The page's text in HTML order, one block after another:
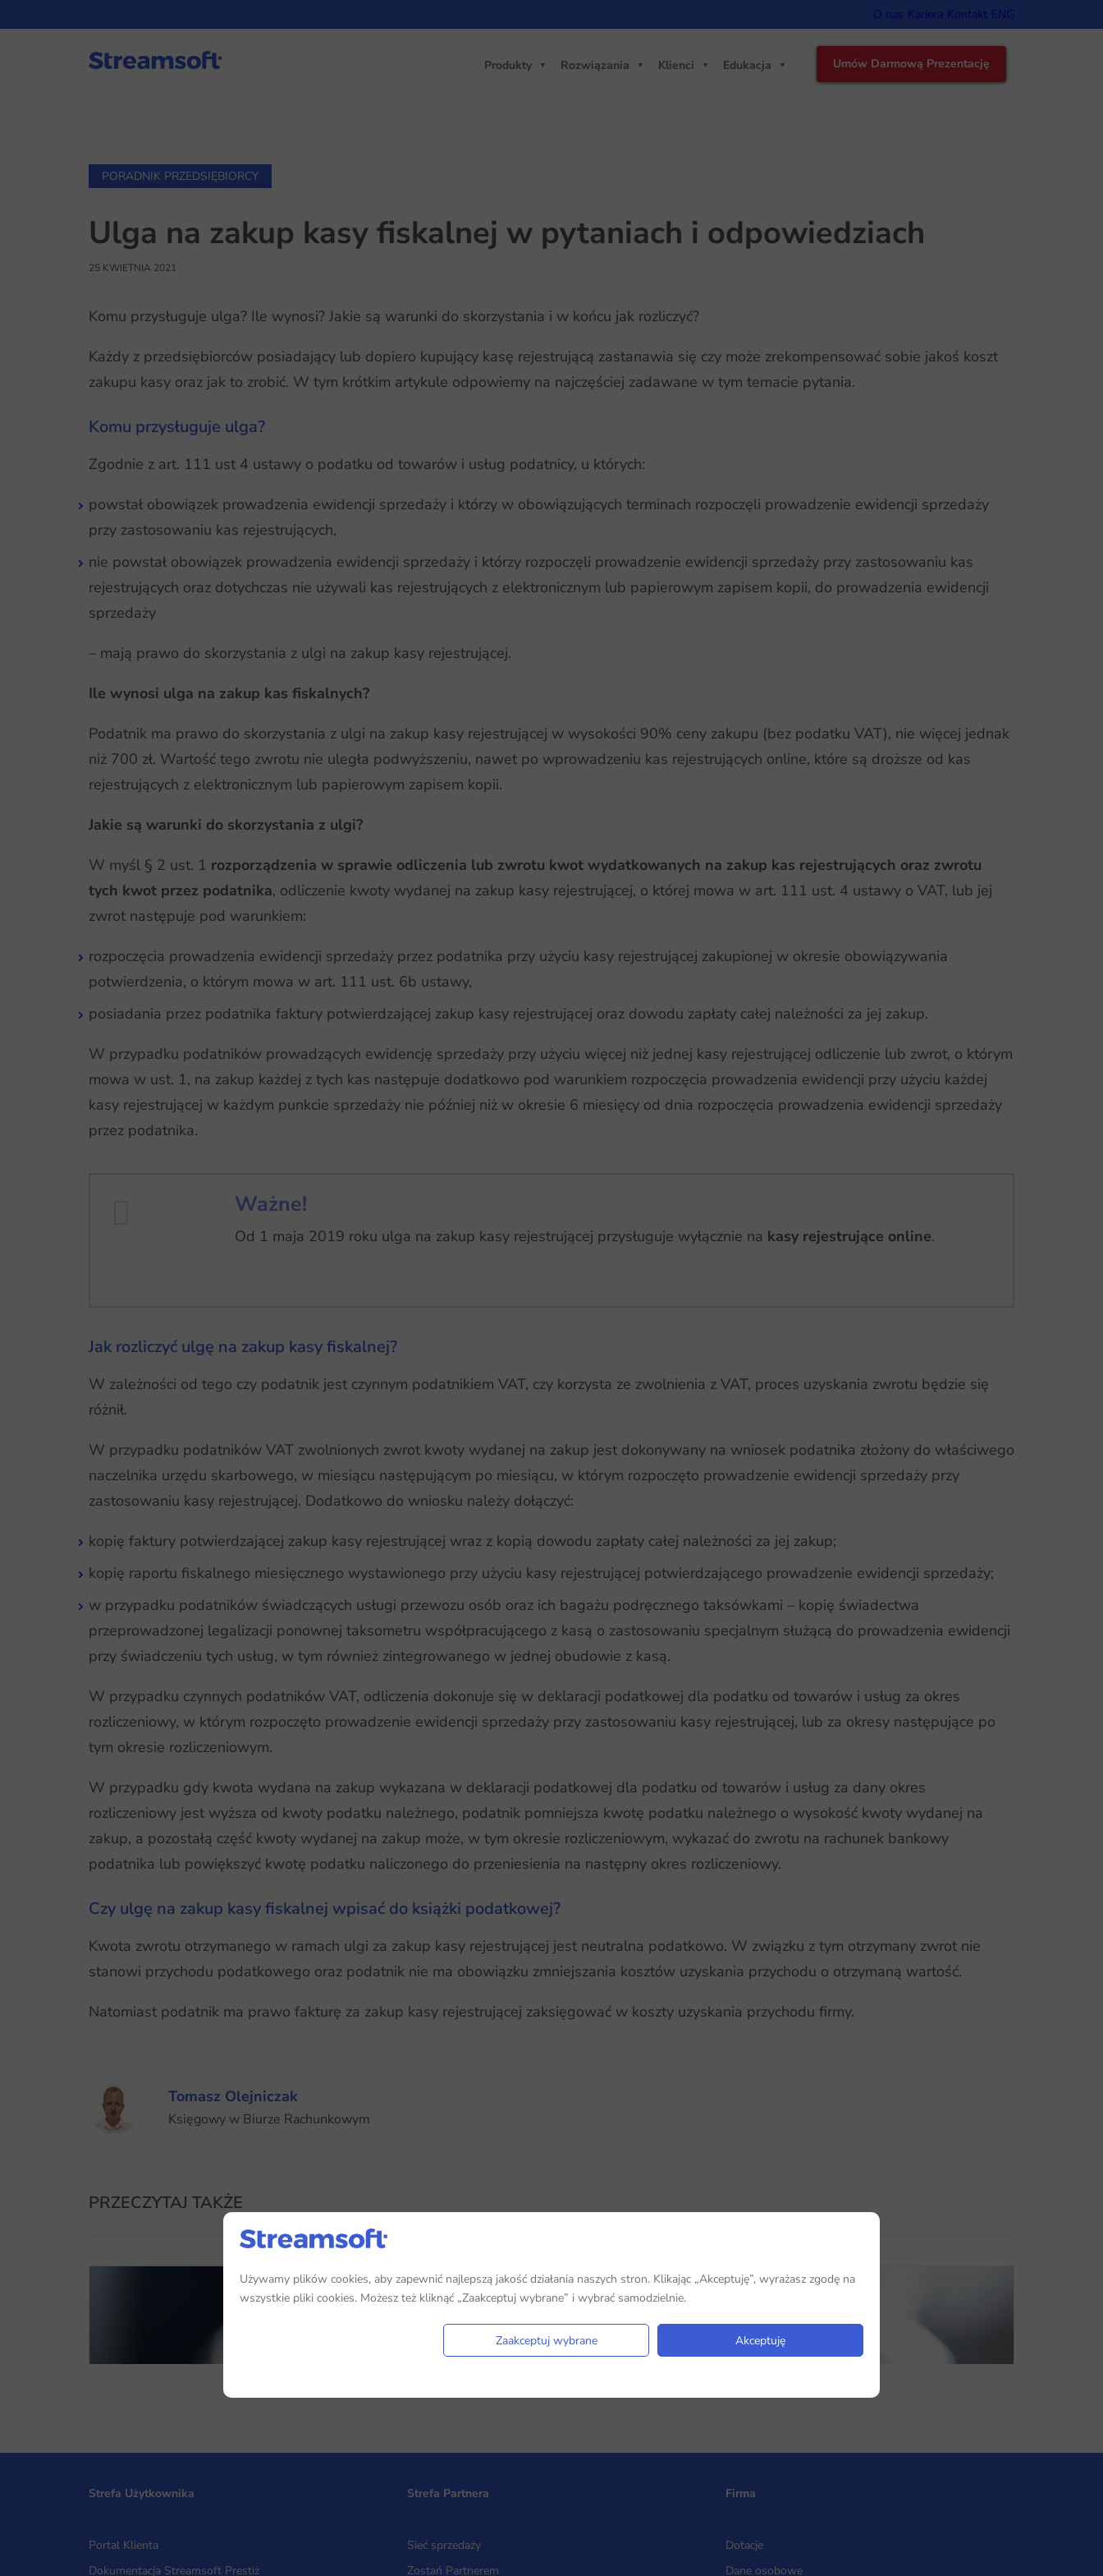
O nas Kariera Kontakt ENG
Produkty Rozwiązania Klienci Edukacja Umów Darmową Prezentację
PORADNIK PRZEDSIĘBIORCY
Ulga na zakup kasy fiskalnej w pytaniach i odpowiedziach
25 KWIETNIA 2021
Komu przysługuje ulga? Ile wynosi? Jakie są warunki do skorzystania i w końcu jak rozliczyć?
Każdy z przedsiębiorców posiadający lub dopiero kupujący kasę rejestrującą zastanawia się czy może zrekompensować sobie jakoś koszt
zakupu kasy oraz jak to zrobić. W tym krótkim artykule odpowiemy na najczęściej zadawane w tym temacie pytania.
Komu przysługuje ulga?
Zgodnie z art. 111 ust 4 ustawy o podatku od towarów i usług podatnicy, u których:
powstał obowiązek prowadzenia ewidencji sprzedaży i którzy w obowiązujących terminach rozpoczęli prowadzenie ewidencji sprzedaży
przy zastosowaniu kas rejestrujących,
nie powstał obowiązek prowadzenia ewidencji sprzedaży i którzy rozpoczęli prowadzenie ewidencji sprzedaży przy zastosowaniu kas
rejestrujących oraz dotychczas nie używali kas rejestrujących z elektronicznym lub papierowym zapisem kopii, do prowadzenia ewidencji
sprzedaży
– mają prawo do skorzystania z ulgi na zakup kasy rejestrującej.
Ile wynosi ulga na zakup kas fiskalnych?
Podatnik ma prawo do skorzystania z ulgi na zakup kasy rejestrującej w wysokości 90% ceny zakupu (bez podatku VAT), nie więcej jednak
niż 700 zł. Wartość tego zwrotu nie uległa podwyższeniu, nawet po wprowadzeniu kas rejestrujących online, które są droższe od kas
rejestrujących z elektronicznym lub papierowym zapisem kopii.
Jakie są warunki do skorzystania z ulgi?
W myśl § 2 ust. 1 rozporządzenia w sprawie odliczenia lub zwrotu kwot wydatkowanych na zakup kas rejestrujących oraz zwrotu
tych kwot przez podatnika, odliczenie kwoty wydanej na zakup kasy rejestrującej, o której mowa w art. 111 ust. 4 ustawy o VAT, lub jej
zwrot następuje pod warunkiem:
rozpoczęcia prowadzenia ewidencji sprzedaży przez podatnika przy użyciu kasy rejestrującej zakupionej w okresie obowiązywania
potwierdzenia, o którym mowa w art. 111 ust. 6b ustawy,
posiadania przez podatnika faktury potwierdzającej zakup kasy rejestrującej oraz dowodu zapłaty całej należności za jej zakup.
W przypadku podatników prowadzących ewidencję sprzedaży przy użyciu więcej niż jednej kasy rejestrującej odliczenie lub zwrot, o którym
mowa w ust. 1, na zakup każdej z tych kas następuje dodatkowo pod warunkiem rozpoczęcia prowadzenia ewidencji przy użyciu każdej
kasy rejestrującej w każdym punkcie sprzedaży nie później niż w okresie 6 miesięcy od dnia rozpoczęcia prowadzenia ewidencji sprzedaży
przez podatnika.
Ważne!
Od 1 maja 2019 roku ulga na zakup kasy rejestrującej przysługuje wyłącznie na kasy rejestrujące online.
Jak rozliczyć ulgę na zakup kasy fiskalnej?
W zależności od tego czy podatnik jest czynnym podatnikiem VAT, czy korzysta ze zwolnienia z VAT, proces uzyskania zwrotu będzie się
różnił.
W przypadku podatników VAT zwolnionych zwrot kwoty wydanej na zakup jest dokonywany na wniosek podatnika złożony do właściwego
naczelnika urzędu skarbowego, w miesiącu następującym po miesiącu, w którym rozpoczęto prowadzenie ewidencji sprzedaży przy
zastosowaniu kasy rejestrującej. Dodatkowo do wniosku należy dołączyć:
kopię faktury potwierdzającej zakup kasy rejestrującej wraz z kopią dowodu zapłaty całej należności za jej zakup;
kopię raportu fiskalnego miesięcznego wystawionego przy użyciu kasy rejestrującej potwierdzającego prowadzenie ewidencji sprzedaży;
w przypadku podatników świadczących usługi przewozu osób oraz ich bagażu podręcznego taksówkami – kopię świadectwa
przeprowadzonej legalizacji ponownej taksometru współpracującego z kasą o zastosowaniu specjalnym służącą do prowadzenia ewidencji
przy świadczeniu tych usług, w tym również zintegrowanego w jednej obudowie z kasą.
W przypadku czynnych podatników VAT, odliczenia dokonuje się w deklaracji podatkowej dla podatku od towarów i usług za okres
rozliczeniowy, w którym rozpoczęto prowadzenie ewidencji sprzedaży przy zastosowaniu kasy rejestrującej, lub za okresy następujące po
tym okresie rozliczeniowym.
W przypadku gdy kwota wydana na zakup wykazana w deklaracji podatkowej dla podatku od towarów i usług za dany okres
rozliczeniowy jest wyższa od kwoty podatku należnego, podatnik pomniejsza kwotę podatku należnego o wysokość kwoty wydanej na
zakup, a pozostałą część kwoty wydanej na zakup może, w tym okresie rozliczeniowym, wykazać do zwrotu na rachunek bankowy
podatnika lub powiększyć kwotę podatku naliczonego do przeniesienia na następny okres rozliczeniowy.
Czy ulgę na zakup kasy fiskalnej wpisać do książki podatkowej?
Kwota zwrotu otrzymanego w ramach ulgi za zakup kasy rejestrującej jest neutralna podatkowo. W związku z tym otrzymany zwrot nie
stanowi przychodu podatkowego oraz podatnik nie ma obowiązku zmniejszania kosztów uzyskania przychodu o otrzymaną wartość.
Natomiast podatnik ma prawo fakturę za zakup kasy rejestrującej zaksięgować w koszty uzyskania przychodu firmy.
Tomasz Olejniczak
Księgowy w Biurze Rachunkowym
PRZECZYTAJ TAKŻE
Strefa Użytkownika
Portal Klienta
Dokumentacja Streamsoft Prestiż
Strefa Partnera
Sieć sprzedaży
Zostań Partnerem
Firma
Dotacje
Dane osobowe
Używamy plików cookies, aby zapewnić najlepszą jakość działania naszych stron. Klikając „Akceptuję”, wyrażasz zgodę na
wszystkie pliki cookies. Możesz też kliknąć „Zaakceptuj wybrane” i wybrać samodzielnie.
Zaakceptuj wybrane Akceptuję